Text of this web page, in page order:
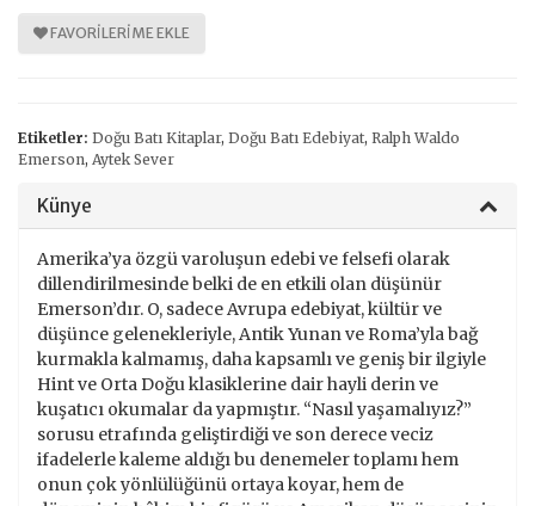
FAVORILERIME EKLE
Etiketler: Doğu Batı Kitaplar, Doğu Batı Edebiyat, Ralph Waldo
Emerson, Aytek Sever
Künye
Amerika’ya özgü varoluşun edebi ve felsefi olarak
dillendirilmesinde belki de en etkili olan düşünür
Emerson’dır. O, sadece Avrupa edebiyat, kültür ve
düşünce gelenekleriyle, Antik Yunan ve Roma’yla bağ
kurmakla kalmamış, daha kapsamlı ve geniş bir ilgiyle
Hint ve Orta Doğu klasiklerine dair hayli derin ve
kuşatıcı okumalar da yapmıştır. “Nasıl yaşamalıyız?”
sorusu etrafında geliştirdiği ve son derece veciz
ifadelerle kaleme aldığı bu denemeler toplamı hem
onun çok yönlülüğünü ortaya koyar, hem de